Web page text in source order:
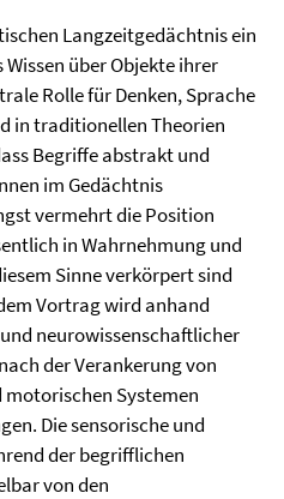
Langzeitgedächtnis ein
über Objekte ihrer
Rolle für Denken, Sprache
in traditionellen Theorien
Begriffe abstrakt und
im Gedächtnis
vermehrt die Position
in Wahrnehmung und
Sinne verkörpert sind
Vortrag wird anhand
neurowissenschaftlicher
der Verankerung von
motorischen Systemen
Die sensorische und
der begrifflichen
von den